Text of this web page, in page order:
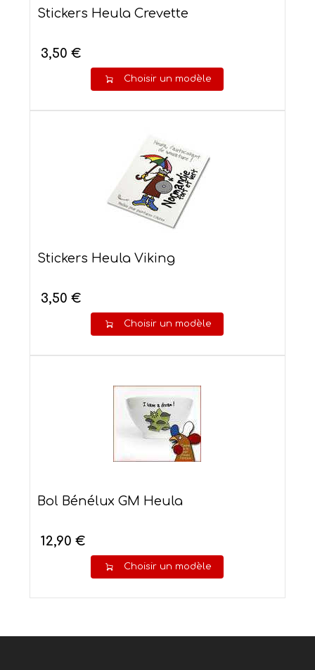
Stickers Heula Crevette
3,50 €
Choisir un modèle
Stickers Heula Viking
3,50 €
Choisir un modèle
Bol Bénélux GM Heula
12,90 €
Choisir un modèle